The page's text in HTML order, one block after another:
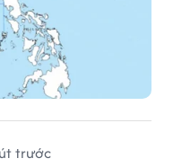
trước